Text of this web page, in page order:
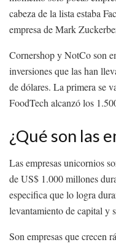
cabeza de la lista estaba
empresa de Mark
Cornershop y NotCo son
inversiones que las han
de dólares. La primera se
FoodTech alcanzó los
¿Qué son las
Las empresas unicornios
de US$ 1.000 millones
especifica que lo logra
levantamiento de capital y
Son empresas que crecen